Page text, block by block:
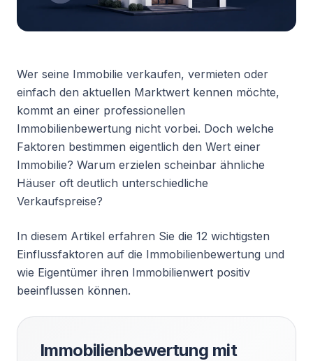
Wer seine Immobilie verkaufen, vermieten oder
einfach den aktuellen Marktwert kennen möchte,
kommt an einer professionellen
Immobilienbewertung nicht vorbei. Doch welche
Faktoren bestimmen eigentlich den Wert einer
Immobilie? Warum erzielen scheinbar ähnliche
Häuser oft deutlich unterschiedliche
Verkaufspreise?
In diesem Artikel erfahren Sie die 12 wichtigsten
Einflussfaktoren auf die Immobilienbewertung und
wie Eigentümer ihren Immobilienwert positiv
beeinflussen können.
Immobilienbewertung mit